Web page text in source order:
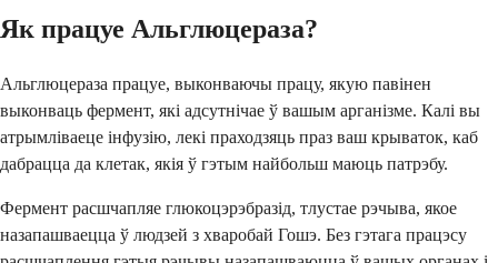
Як працуе Альглюцераза?
Альглюцераза працуе, выконваючы працу, якую павінен
выконваць фермент, які адсутнічае ў вашым арганізме. Калі вы
атрымліваеце інфузію, лекі праходзяць праз ваш крываток, каб
дабрацца да клетак, якія ў гэтым найбольш маюць патрэбу.
Фермент расшчапляе глюкоцэрэбразід, тлустае рэчыва, якое
назапашваецца ў людзей з хваробай Гошэ. Без гэтага працэсу